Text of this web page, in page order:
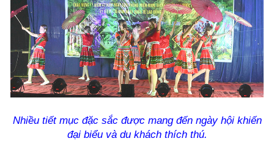
Nhiều tiết mục đặc sắc được mang đến ngày hội khiến
đại biểu và du khách thích thú.